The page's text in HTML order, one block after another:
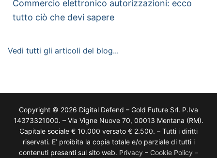
Commercio elettronico autorizzazioni: ecco
tutto ciò che devi sapere
Vedi tutti gli articoli del blog...
Copyright © 2026 Digital Defend – Gold Future Srl. P.Iva
14373321000. – Via Vigne Nuove 70, 00013 Mentana (RM).
Capitale sociale € 10.000 versato € 2.500. – Tutti i diritti
riservati. E’ proibita la copia totale e/o parziale di tutti i
contenuti presenti sul sito web. Privacy – Cookie Policy –